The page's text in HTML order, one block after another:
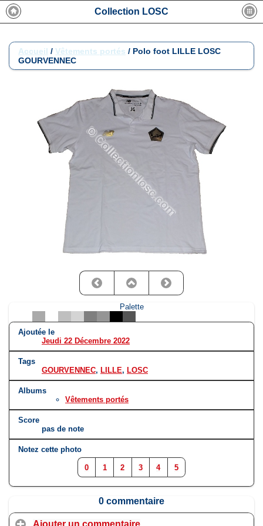
Collection LOSC
Accueil / Vêtements portés / Polo foot LILLE LOSC
GOURVENNEC
Palette
Ajoutée le
Jeudi 22 Décembre 2022
Tags
GOURVENNEC, LILLE, LOSC
Albums
Vêtements portés
Score
pas de note
Notez cette photo
0 1 2 3 4 5
0 commentaire